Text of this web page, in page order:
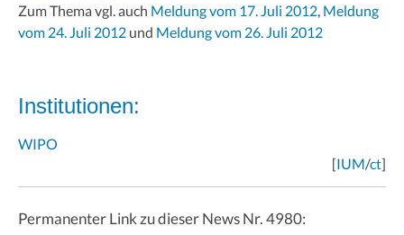
Zum Thema vgl. auch Meldung vom 17. Juli 2012 Meldung
vom 24. Juli 2012 und Meldung vom 26. Juli 2012
Institutionen:
WIPO
[IUM/ct]
Permanenter Link zu dieser News Nr. 4980: